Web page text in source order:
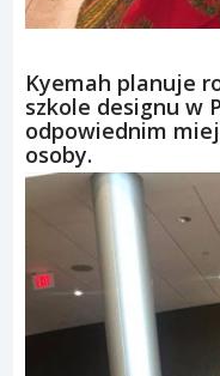
Kyemah planuje
szkole designu w
odpowiednim
osoby.